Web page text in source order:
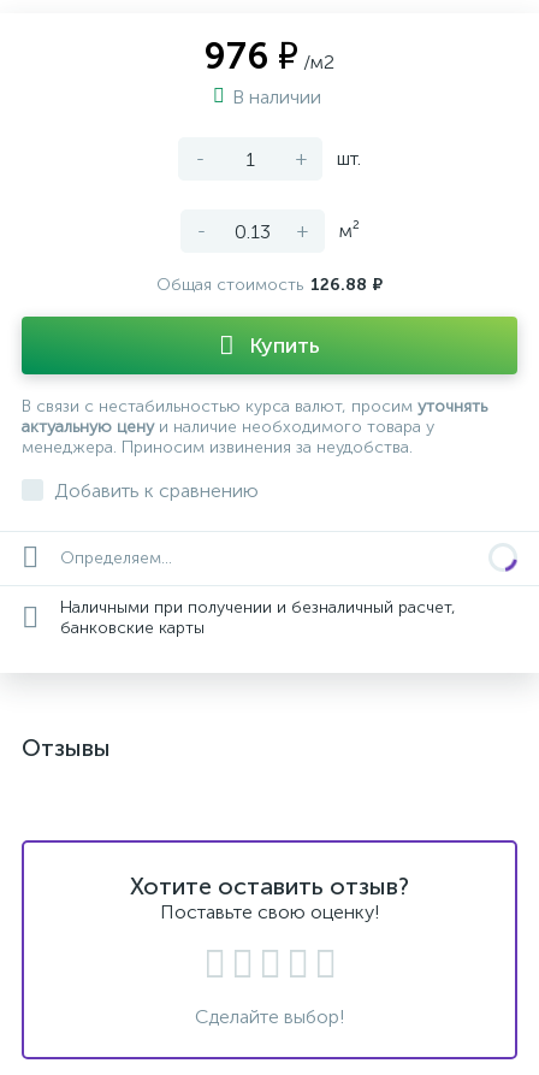
976 ₽ /м2
В наличии
- + шт.
- + м²
Общая стоимость 126.88 ₽
Купить
В связи с нестабильностью курса валют, просим уточнять
актуальную ценуи наличие необходимого товара у
менеджера. Приносим извинения за неудобства.
Добавить к сравнению
Определяем...
Наличными при получении и безналичный расчет,
банковские карты
Отзывы
Хотите оставить отзыв?
Поставьте свою оценку!
Сделайте выбор!